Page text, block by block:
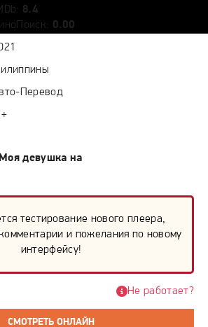
8.4
0.00
Перевод
девушка на
тестирование нового плеера,
и пожелания по новому
интерфейсу!
СМОТРЕТЬ ОНЛАЙН
Не работает?